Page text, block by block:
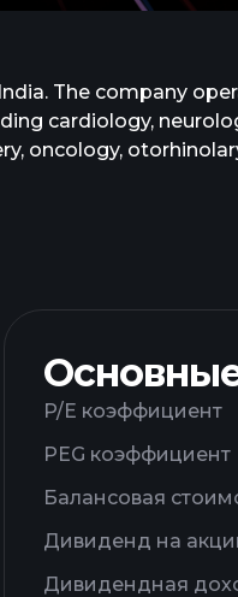
The company
cardiology,
oncology,
P/E коэффициент
PEG коэффициент
Балансовая
Дивиденд на
Дивидендная